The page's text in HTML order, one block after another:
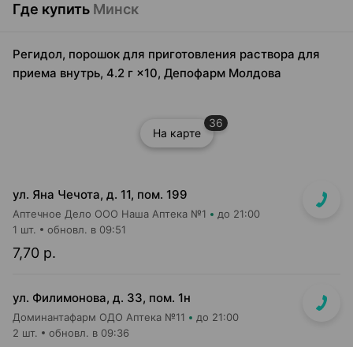
Где купить Минск
Регидол, порошок для приготовления раствора для
приема внутрь, 4.2 г ×10, Депофарм Молдова
На карте
36
ул. Яна Чечота, д. 11, пом. 199
Аптечное Дело ООО Наша Аптека №1 до 21:00
7,70 р.
1 шт. обновл. в 09:51
ул. Филимонова, д. 33, пом. 1н
Доминантафарм ОДО Аптека №11 до 21:00
2 шт. обновл. в 09:36